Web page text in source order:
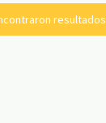
resultados